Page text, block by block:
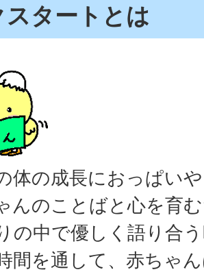
スタートとは
体の成長におっぱい
んのことばと心を育
の中で優しく語り合
間を通して、赤ちゃ